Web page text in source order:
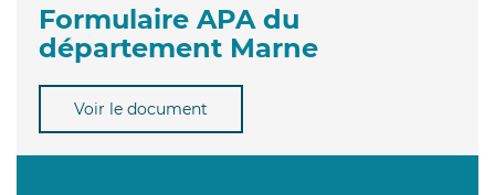
Formulaire APA du
département Marne
Voir le document